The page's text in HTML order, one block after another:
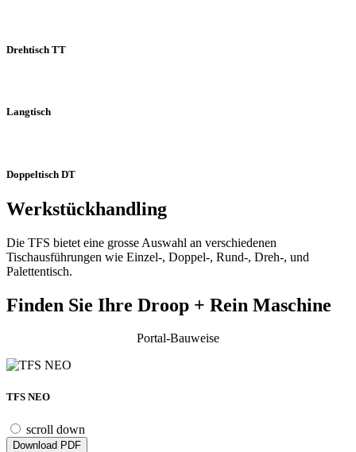
Drehtisch TT
Langtisch
Doppeltisch DT
Werkstückhandling
Die TFS bietet eine grosse Auswahl an verschiedenen
Tischausführungen wie Einzel-, Doppel-, Rund-, Dreh-, und
Palettentisch.
Finden Sie Ihre Droop + Rein Maschine
Portal-Bauweise
TFS NEO
scroll down
Download PDF